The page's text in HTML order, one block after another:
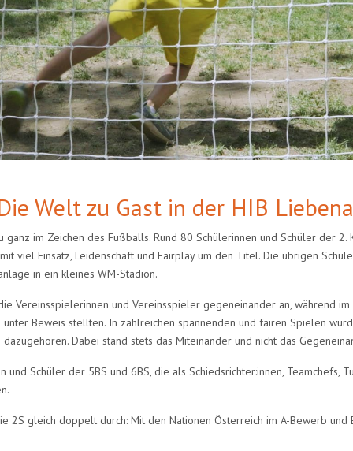
Welt zu Gast in der HIB
im Zeichen des Fußballs. Rund 80 Schülerinnen und Schüler der
viel Einsatz, Leidenschaft und Fairplay um den Titel. Die übrigen
in ein kleines WM-Stadion.
Vereinsspielerinnen und Vereinsspieler gegeneinander an, während
Beweis stellten. In zahlreichen spannenden und fairen Spielen
Dabei stand stets das Miteinander und nicht das
Schüler der 5BS und 6BS, die als Schiedsrichter:innen, Teamchefs,
2S gleich doppelt durch: Mit den Nationen Österreich im A-Bewerb